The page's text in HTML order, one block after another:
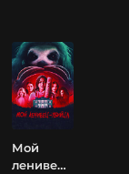
Мой
ленивец-